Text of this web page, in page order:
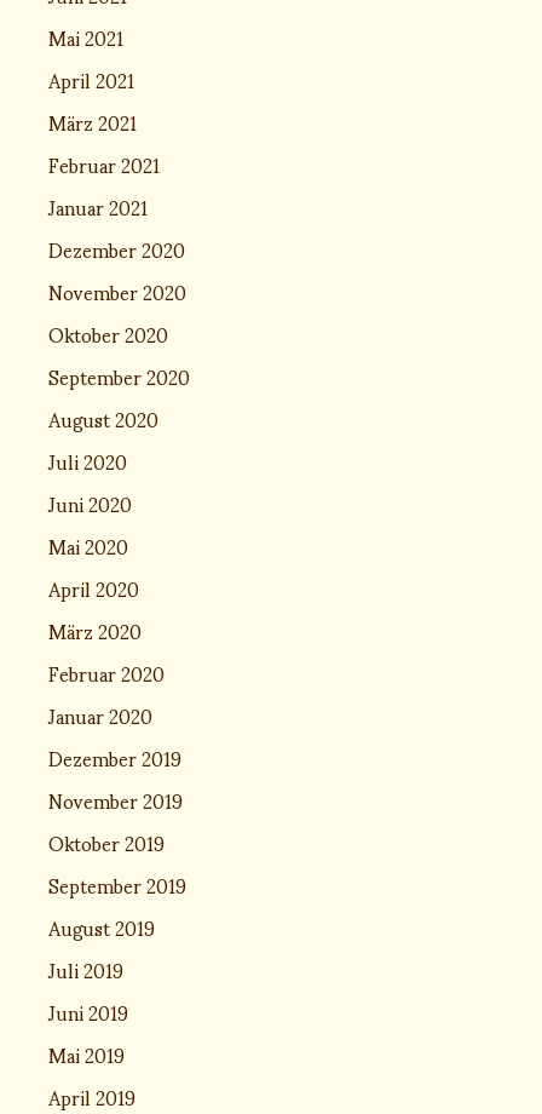
Mai 2021
April 2021
März 2021
Februar 2021
Januar 2021
Dezember 2020
November 2020
Oktober 2020
September 2020
August 2020
Juli 2020
Juni 2020
Mai 2020
April 2020
März 2020
Februar 2020
Januar 2020
Dezember 2019
November 2019
Oktober 2019
September 2019
August 2019
Juli 2019
Juni 2019
Mai 2019
April 2019